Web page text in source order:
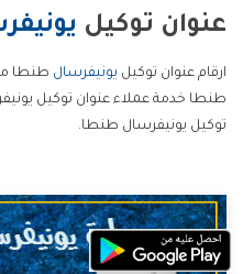
عنوان توكيل
ارقام عنوان توكيل يونيفرسال طنطا
طنطا خدمة عملاء عنوان توكيل
توكيل يونيفرسال طنطا.